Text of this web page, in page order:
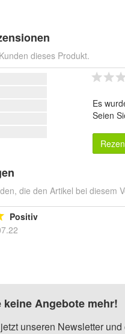
dieses Produkt.
Es
Seien
die den Artikel bei diesem
Positiv
keine Angebote mehr!
unseren Newsletter